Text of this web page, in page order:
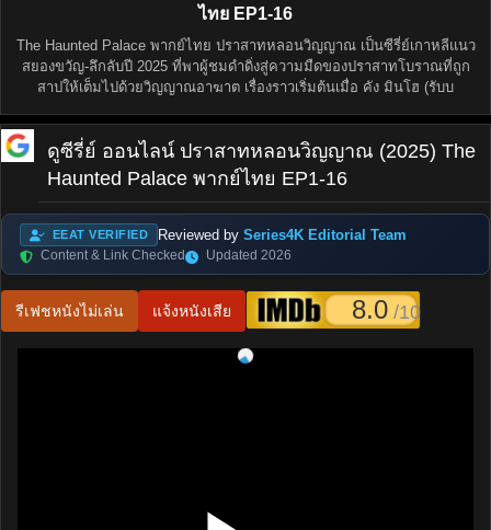
ไทย EP1-16
The Haunted Palace พากย์ไทย ปราสาทหลอนวิญญาณ เป็นซีรี่ย์เกาหลีแนว
สยองขวัญ-ลึกลับปี 2025 ที่พาผู้ชมดำดิ่งสู่ความมืดของปราสาทโบราณที่ถูก
สาปให้เต็มไปด้วยวิญญาณอาฆาต เรื่องราวเริ่มต้นเมื่อ คัง มินโฮ (รับบ
ดูซีรี่ย์ ออนไลน์ ปราสาทหลอนวิญญาณ (2025) The
Haunted Palace พากย์ไทย EP1-16
EEAT VERIFIED Reviewed bySeries4K Editorial Team
Content & Link Checked Updated 2026
รีเฟชหนังไม่เล่น แจ้งหนังเสีย 8.0 /10